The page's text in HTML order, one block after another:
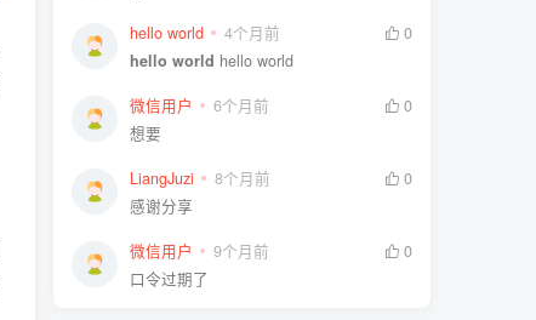
hello world 4个月前
0
hello world hello world
微信用户 6个月前
0
想要
LiangJuzi 8个月前
0
感谢分享
微信用户 9个月前
0
口令过期了